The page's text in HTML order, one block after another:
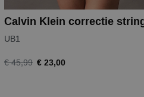
Calvin Klein correctie
UB1
€ 45,99 € 23,00